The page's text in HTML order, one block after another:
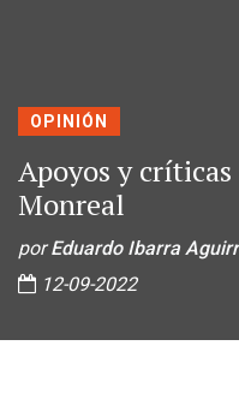
OPINIÓN
Apoyos y
Monreal
porEduardo Ibarra
12-09-2022